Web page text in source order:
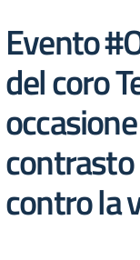
Evento
del coro
contro la